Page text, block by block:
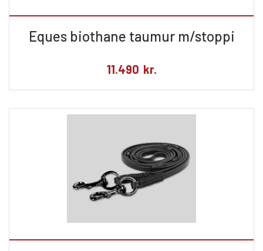
Eques biothane taumur m/stoppi
11.490 kr.